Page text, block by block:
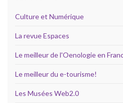
Culture et Numérique
La revue Espaces
Le meilleur de l'Oenologie en
Le meilleur du e-tourisme!
Les Musées Web2.0